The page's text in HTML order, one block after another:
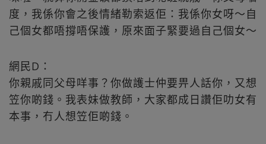
度，我係你會之後情緒勒索返佢：我係你女呀～自
己個女都唔撐唔保護，原來面子緊要過自己個女～
網民D：
你親戚同父母咩事？你做護士仲要畀人話你，又想
笠你啲錢。我表妹做教師，大家都成日讚佢叻女有
本事，冇人想笠佢啲錢。